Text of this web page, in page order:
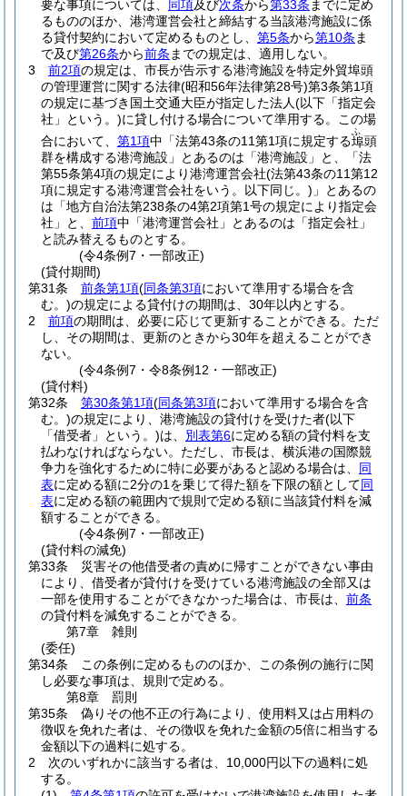
要な事項については、 同項及び次条から第33条 までに定め
るもののほか、港湾運営会社と締結する当該港湾施設に係
る貸付契約において定めるものとし、 第5条から第10条 ま
で及び第26条から前条 までの規定は、適用しない。
3
前2項の規定は、市長が告示する港湾施設を特定外貿埠頭
の管理運営に関する法律(昭和56年法律第28号)第3条第1項
の規定に基づき国土交通大臣が指定した法人(以下「指定会
社」という。)に貸し付ける場合について準用する。
この場
合において、 第1項中「法第43条の11第1項に規定する埠
ふ
頭
群を構成する港湾施設」とあるのは「港湾施設」と、「法
第55条第4項の規定により港湾運営会社(法第43条の11第12
項に規定する港湾運営会社をいう。以下同じ。) 」とあるの
は「地方自治法第238条の4第2項第1号の規定により指定会
社」と、 前項中「港湾運営会社」とあるのは「指定会社」
と読み替えるものとする。
(令4条例7・一部改正)
(貸付期間)
第31条
前条第1項(同条第3項において準用する場合を含
む。)の規定による貸付けの期間は、30年以内とする。
2
前項の期間は、必要に応じて更新することができる。 ただ
し、その期間は、更新のときから30年を超えることができ
ない。
(令4条例7・令8条例12・一部改正)
(貸付料)
第32条
第30条第1項(同条第3項において準用する場合を含
む。)の規定により、港湾施設の貸付けを受けた者(以下
「借受者」という。)は、 別表第6に定める額の貸付料を支
払わなければならない。 ただし、市長は、横浜港の国際競
争力を強化するために特に必要があると認める場合は、 同
表に定める額に2分の1を乗じて得た額を下限の額として同
表に定める額の範囲内で規則で定める額に当該貸付料を減
額することができる。
(令4条例7・一部改正)
(貸付料の減免)
第33条
災害その他借受者の責めに帰すことができない事由
により、借受者が貸付けを受けている港湾施設の全部又は
一部を使用することができなかった場合は、市長は、 前条
の貸付料を減免することができる。
第7章
雑則
(委任)
第34条
この条例に定めるもののほか、この条例の施行に関
し必要な事項は、規則で定める。
第8章
罰則
第35条
偽りその他不正の行為により、使用料又は占用料の
徴収を免れた者は、その徴収を免れた金額の5倍に相当する
金額以下の過料に処する。
2
次のいずれかに該当する者は、10,000円以下の過料に処
する。